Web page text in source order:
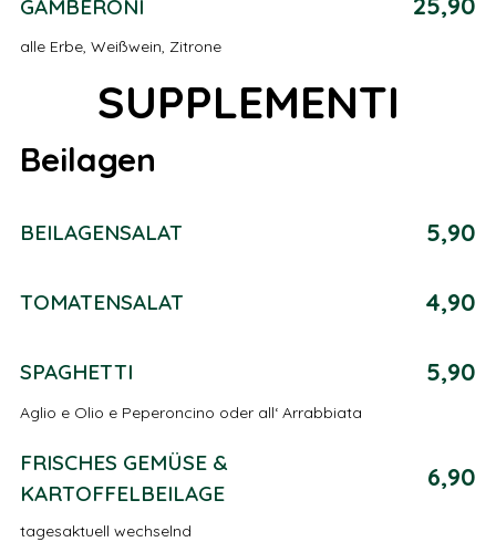
GAMBERONI
alle Erbe, Weißwein, Zitrone
SUPPLEMENTI
Beilagen
BEILAGENSALAT 5,90
TOMATENSALAT 4,90
SPAGHETTI 5,90
Aglio e Olio e Peperoncino oder all‘ Arrabbiata
FRISCHES GEMÜSE &
KARTOFFELBEILAGE
6,90
tagesaktuell wechselnd